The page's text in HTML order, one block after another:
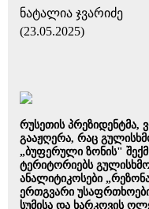
ნატალია ჯვარიძე
(23.05.2025)
რუსეთის პრეზიდენტმა,
გააჟღერა, რაც
„ბუფერული ზონის"
ტერიტორიებს
ანალიტიკოსები
ერთგვარი
სუმისა და ხარკოვის